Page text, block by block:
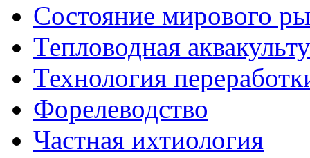
Состояние мирового
Тепловодная
Технология
Форелеводство
Частная ихтиология